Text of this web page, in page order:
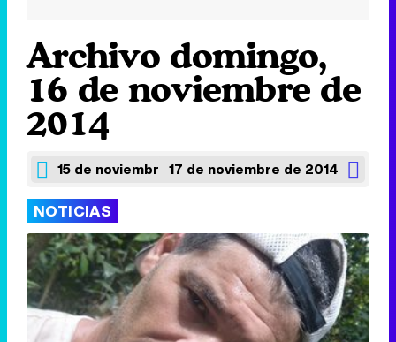
Archivo domingo,
16 de noviembre de
2014
15 de noviembre de 201417 de noviembre de 2014
NOTICIAS